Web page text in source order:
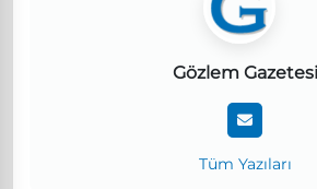
Gözlem Gazetesi
Tüm Yazıları